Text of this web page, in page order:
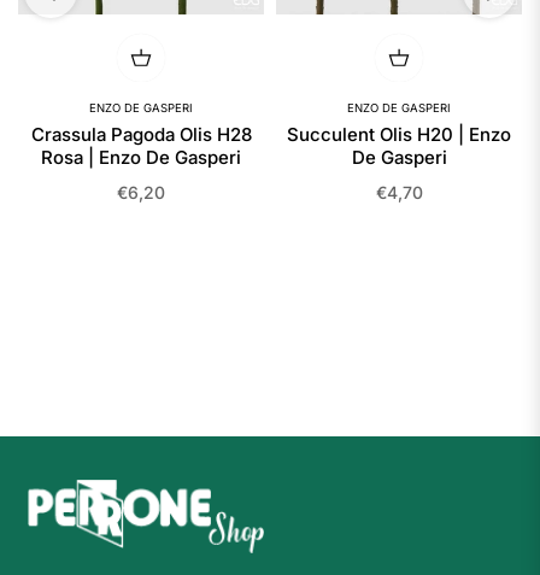
ENZO DE GASPERI
Crassula Pagoda Olis H28
Rosa | Enzo De Gasperi
Prezzo
€6,20
ENZO DE GASPERI
Succulent Olis H20 | Enzo
De Gasperi
Prezzo
€4,70